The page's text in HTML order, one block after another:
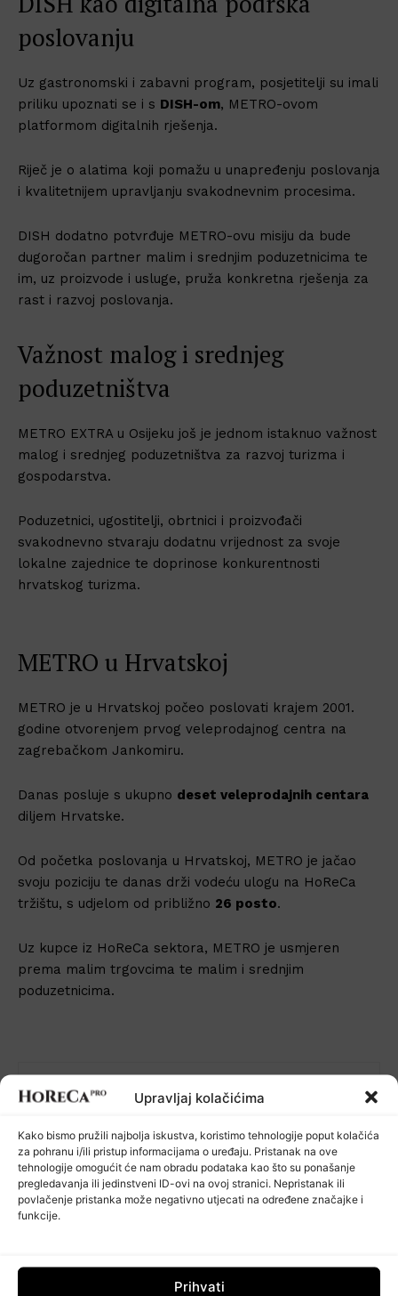
Upravljaj kolačićima
Kako bismo pružili najbolja iskustva, koristimo tehnologije poput kolačića
za pohranu i/ili pristup informacijama o uređaju. Pristanak na ove
tehnologije omogućit će nam obradu podataka kao što su ponašanje
pregledavanja ili jedinstveni ID-ovi na ovoj stranici. Nepristanak ili
povlačenje pristanka može negativno utjecati na određene značajke i
funkcije.
Prihvati
poslovanju
Uz gastronomski i zabavni program, posjetitelji su imali
priliku upoznati se i s DISH-om, METRO-ovom
platformom digitalnih rješenja.
Riječ je o alatima koji pomažu u unapređenju poslovanja
i kvalitetnijem upravljanju svakodnevnim procesima.
DISH dodatno potvrđuje METRO-ovu misiju da bude
dugoročan partner malim i srednjim poduzetnicima te
im, uz proizvode i usluge, pruža konkretna rješenja za
rast i razvoj poslovanja.
Važnost malog i srednjeg
poduzetništva
METRO EXTRA u Osijeku još je jednom istaknuo važnost
malog i srednjeg poduzetništva za razvoj turizma i
gospodarstva.
Poduzetnici, ugostitelji, obrtnici i proizvođači
svakodnevno stvaraju dodatnu vrijednost za svoje
lokalne zajednice te doprinose konkurentnosti
hrvatskog turizma.
METRO u Hrvatskoj
METRO je u Hrvatskoj počeo poslovati krajem 2001.
godine otvorenjem prvog veleprodajnog centra na
zagrebačkom Jankomiru.
Danas posluje s ukupno deset veleprodajnih centara
diljem Hrvatske.
Od početka poslovanja u Hrvatskoj, METRO je jačao
svoju poziciju te danas drži vodeću ulogu na HoReCa
tržištu, s udjelom od približno 26 posto.
Uz kupce iz HoReCa sektora, METRO je usmjeren
prema malim trgovcima te malim i srednjim
poduzetnicima.
HoReCa PRO
HoReCa PRO je vaš pouzdan izvor vijesti,
analiza i trendova koji oblikuju HoReCa
sektor.